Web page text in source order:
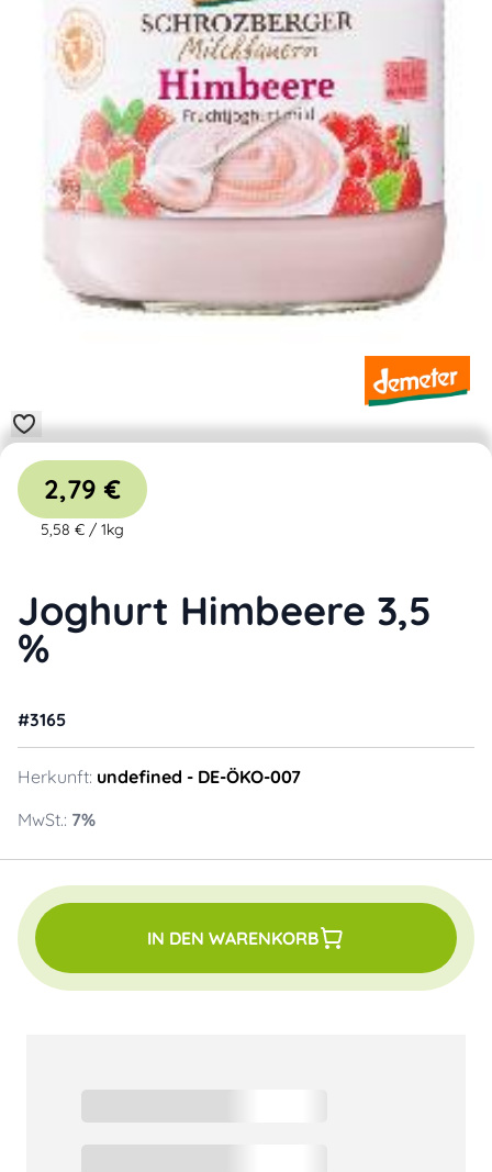
Joghurt Himbeere 3,5
%
#3165
Herkunft: undefined - DE-ÖKO-007
MwSt.: 7%
2,79 €
5,58 € / 1kg
IN DEN WARENKORB